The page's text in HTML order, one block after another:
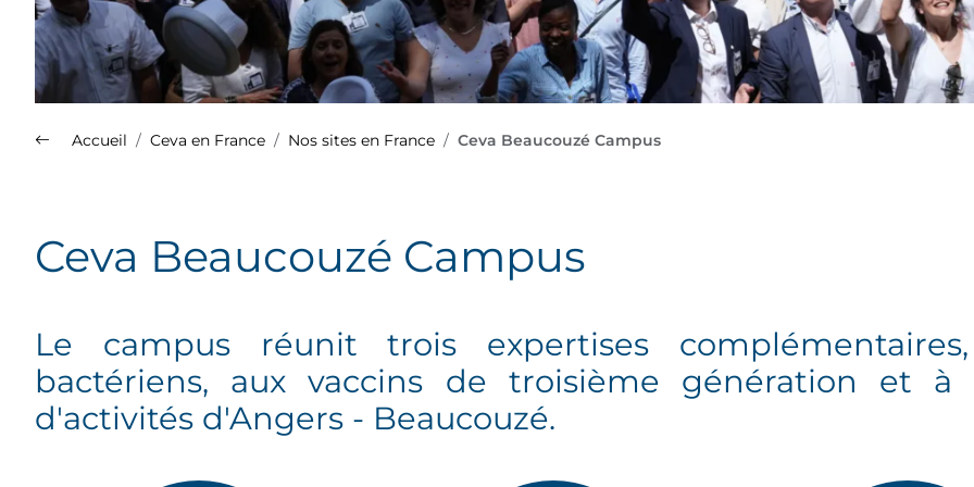
Plus d'info sur le Groupe Ceva
Découvrez la présentation de
l'ensemble de nos spécialités
sur le site Med'Vet.
Accueil Ceva en France Nos sites en France Ceva Beaucouzé Campus
Ceva Beaucouzé Campus
Le campus réunit trois expertises
bactériens, aux vaccins de troisième génération et à
d'activités d'Angers - Beaucouzé.